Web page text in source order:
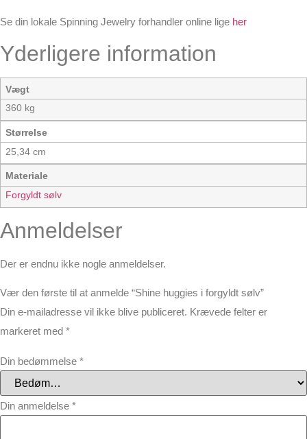
Se din lokale Spinning Jewelry forhandler online lige her
Yderligere information
Vægt
360 kg
Størrelse
25,34 cm
Materiale
Forgyldt sølv
Anmeldelser
Der er endnu ikke nogle anmeldelser.
Vær den første til at anmelde “Shine huggies i forgyldt sølv”
Din e-mailadresse vil ikke blive publiceret. Krævede felter er
markeret med *
Din bedømmelse *
Din anmeldelse *